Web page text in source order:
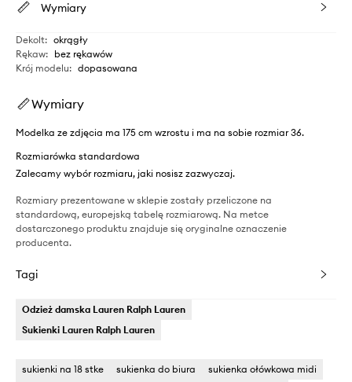
Wymiary
Dekolt: okrągły
Rękaw: bez rękawów
Krój modelu: dopasowana
Wymiary
Modelka ze zdjęcia ma 175 cm wzrostu i ma na sobie rozmiar 36.
Rozmiarówka standardowa
Zalecamy wybór rozmiaru, jaki nosisz zazwyczaj.
Rozmiary prezentowane w sklepie zostały przeliczone na
standardową, europejską tabelę rozmiarową. Na metce
dostarczonego produktu znajduje się oryginalne oznaczenie
producenta.
Tagi
Odzież damska Lauren Ralph Lauren
Sukienki Lauren Ralph Lauren
sukienki na 18 stke sukienka do biura
sukienka ołówkowa midi